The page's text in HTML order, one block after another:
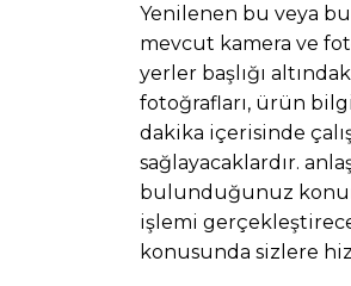
Yenilenen bu veya
mevcut kamera ve
yerler başlığı
fotoğrafları, ürün
dakika içerisinde
sağlayacaklardır.
bulunduğunuz
işlemi
konusunda sizlere